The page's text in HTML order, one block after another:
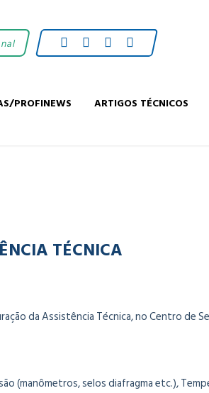
PROFINEWS ARTIGOS TÉCNICOS
TÉCNICA
da Assistência Técnica, no Centro de
(manômetros, selos diafragma etc.),